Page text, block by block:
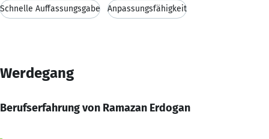
Schnelle Auffassungsgabe Anpassungsfähigkeit
Werdegang
Berufserfahrung von Ramazan Erdogan